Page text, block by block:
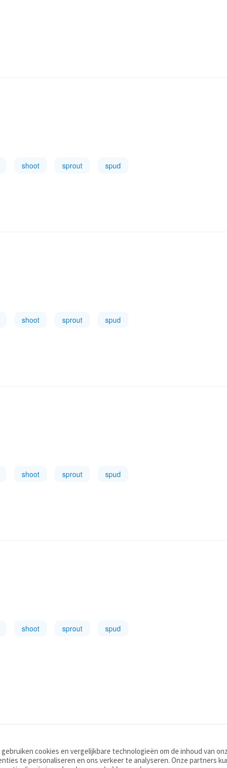
shoot sprout spud
shoot sprout spud
shoot sprout spud
shoot sprout spud
TOOLS
Apps
WOORDENBOEKEN
Nederlands - Engels
gebruiken cookies en vergelijkbare technologieën om de inhoud van
te personaliseren en ons verkeer te analyseren. Onze partners